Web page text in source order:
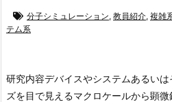
分子シミュレーション, 教員紹介, 複雑
テム系
研究内容デバイスやシステムあるい
ズを目で見えるマクロケールから顕